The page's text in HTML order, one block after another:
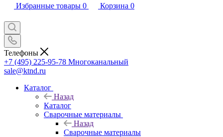
Избранные товары 0 Корзина 0
Телефоны
+7 (495) 225-95-78 Многоканальный
sale@ktnd.ru
Каталог
Назад
Каталог
Сварочные материалы
Назад
Сварочные материалы